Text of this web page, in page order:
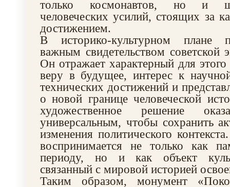
только космонавтов, но и
человеческих усилий, стоящих за
достижением.
В историко-культурном плане
важным свидетельством советской
Он отражает характерный для
веру в будущее, интерес к
технических достижений и
о новой границе человеческой
художественное решение
универсальным, чтобы сохранить
изменения политического
воспринимается не только как
периоду, но и как объект
связанный с мировой историей
Таким образом, монумент